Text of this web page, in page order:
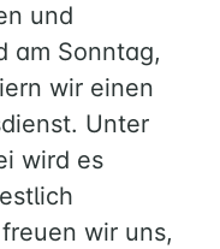
und
am Sonntag,
wir einen
Unter
wird es
wir uns,